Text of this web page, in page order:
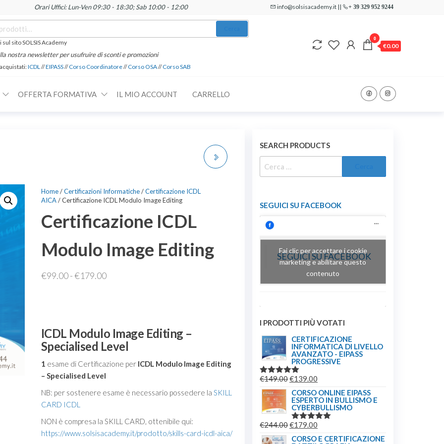
Orari Uffici: Lun-Ven 09:30 - 18:30; Sab 10:00 - 12:00 info@solsisacademy.it || + 39 329 952 9244
sito SOLSIS Academy
nostra newsletter per usufruire di sconti e promozioni
ICDL//EIPASS//Corso Coordinatore//Corso OSA//Corso SAB
0
€0.00
OFFERTA FORMATIVA IL MIO ACCOUNT CARRELLO
SOSTEGNO LIVE +
REGISTRAZIONI
Home/Certificazioni Informatiche/Certificazione ICDL
AICA/ Certificazione ICDL Modulo Image Editing
Certificazione ICDL
Modulo Image Editing
€99.00 -€179.00Fascia
€99.00
a
ICDL Modulo Image Editing –
Specialised Level
1 esame di Certificazione per ICDL Modulo Image Editing
– Specialised Level
NB: per sostenere esame è necessario possedere la SKILL
CARD ICDL
NON è compresa la SKILL CARD, ottenibile qui:
https://www.solsisacademy.it/prodotto/skills-card-icdl-aica/
SEARCH PRODUCTS
SEGUICI SU FACEBOOK
SEGUICI SU FACEBOOK
Fai clic per accettare i cookie
marketing e abilitare questo
contenuto
I PRODOTTI PIÙ VOTATI
CERTIFICAZIONE
INFORMATICA DI LIVELLO
AVANZATO - EIPASS
PROGRESSIVE
VALUTATO
5.00SU 5
€149.00IL
PREZZO
ORIGINALE
ERA:
€149.00.
€139.00
PREZZO
ATTUALE
È:
CORSO ONLINE EIPASS
ESPERTO IN BULLISMO E
CYBERBULLISMO
VALUTATO
€244.00IL
PREZZO
€179.00
PREZZO
CORSO E CERTIFICAZIONE